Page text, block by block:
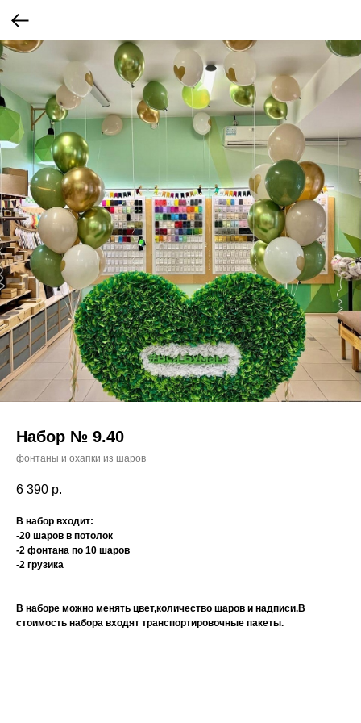
Набор № 9.40
фонтаны и охапки из шаров
6 390 р.
В набор входит:
-20 шаров в потолок
-2 фонтана по 10 шаров
-2 грузика
В наборе можно менять цвет,количество шаров и надписи.В
стоимость набора входят транспортировочные пакеты.